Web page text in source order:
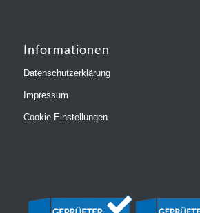
Informationen
Datenschutzerklärung
Impressum
Cookie-Einstellungen